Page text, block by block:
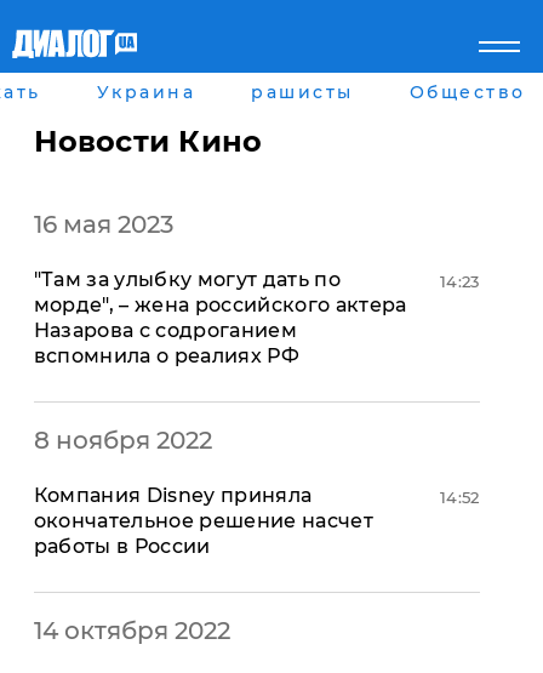
Главная
Все новости
рассея
Военное обозрение
Экономика
Мнение
Блоги
Пресса
Здоровье
Украина
Культура
Города
Одесса
Война на Донбассе и в
Крыму
"ЛНР"
Новости Крыма
Лайф стайл
Стиль Диалога
Украина рашисты Общество
Новости Кино
16 мая 2023
"Там за улыбку могут дать по
морде", – жена российского актера
Назарова с содроганием
вспомнила о реалиях РФ
14:23
8 ноября 2022
Компания Disney приняла
окончательное решение насчет
работы в России
14:52
14 октября 2022